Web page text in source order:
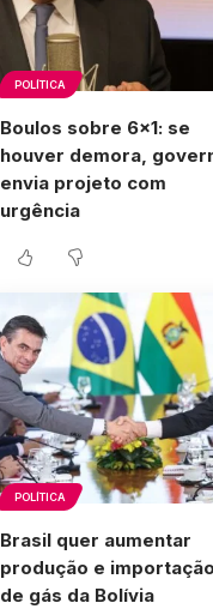
POLÍTICA
Boulos sobre 6×1: se
houver demora,
envia projeto com
urgência
POLÍTICA
Brasil quer aumentar
produção e importação
de gás da Bolívia